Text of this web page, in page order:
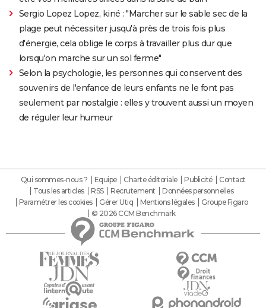
Sergio Lopez Lopez, kiné : "Marcher sur le sable sec de la
plage peut nécessiter jusqu'à près de trois fois plus
d'énergie, cela oblige le corps à travailler plus dur que
lorsqu'on marche sur un sol ferme"
Selon la psychologie, les personnes qui conservent des
souvenirs de l'enfance de leurs enfants ne le font pas
seulement par nostalgie : elles y trouvent aussi un moyen
de réguler leur humeur
Qui sommes-nous ? Equipe Charte éditoriale Publicité
Contact
Tous les articles
RSS Recrutement
Données personnelles
Paramétrer les cookies
Gérer Utiq Mentions légales
Groupe Figaro
© 2026 CCM Benchmark